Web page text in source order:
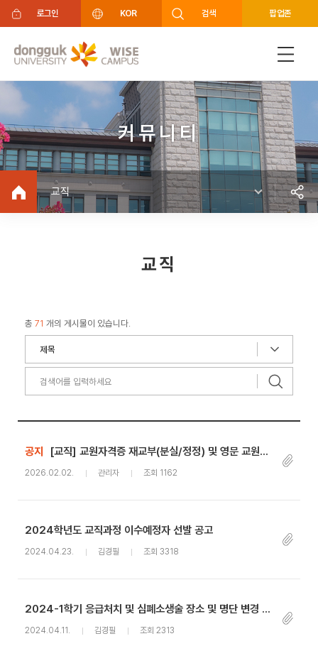
주메뉴 바로가기
푸터 바로가기
로그인 KOR 검색 팝업존
커뮤니티
교직
교직
총 71 개의 게시물이 있습니다.
공지 [교직] 교원자격증 재교부(분실/정정) 및 영문 교원자격증 교부 신청
2026.02.02. 관리자 조회 1162
2024학년도 교직과정 이수예정자 선발 공고
2024.04.23. 김경필 조회 3318
2024-1학기 응급처치 및 심폐소생술 장소 및 명단 변경 안내
2024.04.11. 김경필 조회 2313